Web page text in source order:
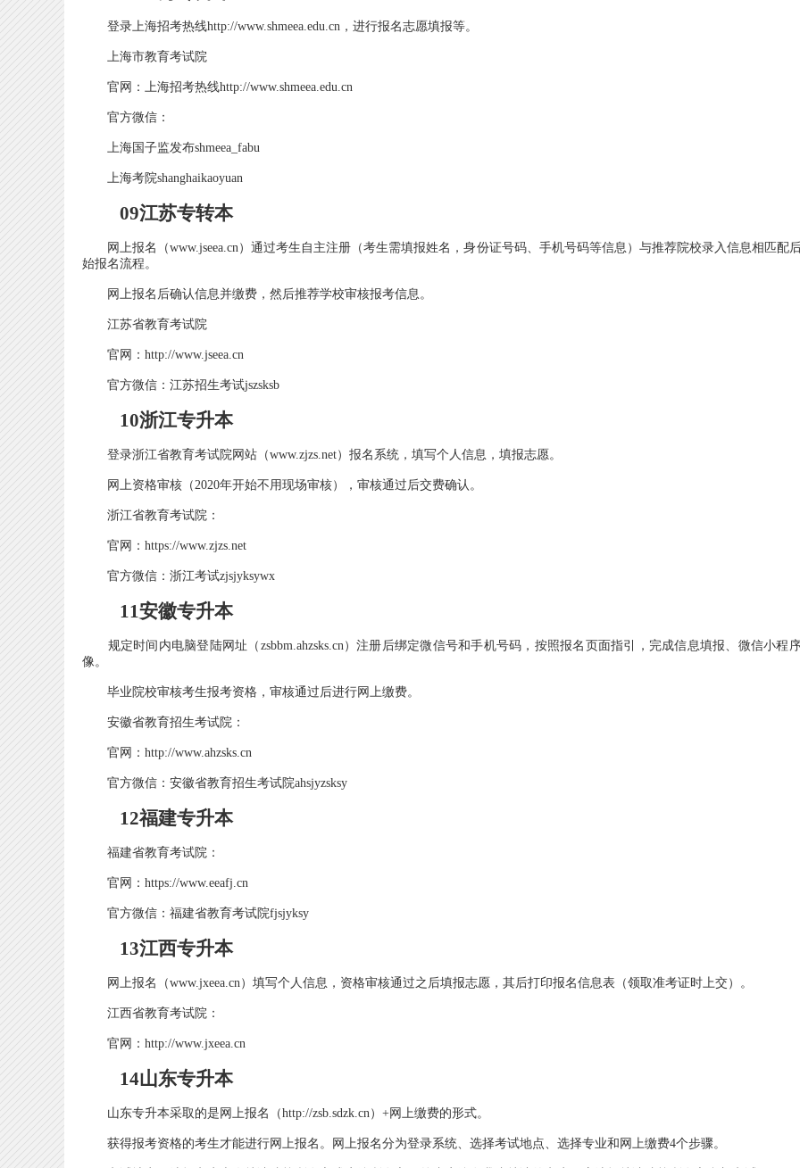
登录上海招考热线http://www.shmeea.edu.cn，进行报名志愿填报等。
上海市教育考试院
官网：上海招考热线http://www.shmeea.edu.cn
官方微信：
上海国子监发布shmeea_fabu
上海考院shanghaikaoyuan
09江苏专转本
网上报名（www.jseea.cn）通过考生自主注册（考生需填报姓名，身份证号码、手机号码等信息）与推荐院校录入信息相匹配
始报名流程。
网上报名后确认信息并缴费，然后推荐学校审核报考信息。
江苏省教育考试院
官网：http://www.jseea.cn
官方微信：江苏招生考试jszsksb
10浙江专升本
登录浙江省教育考试院网站（www.zjzs.net）报名系统，填写个人信息，填报志愿。
网上资格审核（2020年开始不用现场审核），审核通过后交费确认。
浙江省教育考试院：
官网：https://www.zjzs.net
官方微信：浙江考试zjsjyksywx
11安徽专升本
规定时间内电脑登陆网址（zsbbm.ahzsks.cn）注册后绑定微信号和手机号码，按照报名页面指引，完成信息填报、微信小程
像。
毕业院校审核考生报考资格，审核通过后进行网上缴费。
安徽省教育招生考试院：
官网：http://www.ahzsks.cn
官方微信：安徽省教育招生考试院ahsjyzsksy
12福建专升本
福建省教育考试院：
官网：https://www.eeafj.cn
官方微信：福建省教育考试院fjsjyksy
13江西专升本
网上报名（www.jxeea.cn）填写个人信息，资格审核通过之后填报志愿，其后打印报名信息表（领取准考证时上交）。
江西省教育考试院：
官网：http://www.jxeea.cn
14山东专升本
山东专升本采取的是网上报名（http://zsb.sdzk.cn）+网上缴费的形式。
获得报考资格的考生才能进行网上报名。网上报名分为登录系统、选择考试地点、选择专业和网上缴费4个步骤。